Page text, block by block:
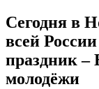
Сегодня в
всей
праздник –
молодёжи